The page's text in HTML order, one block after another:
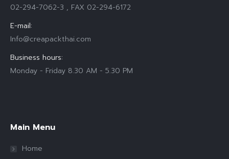
02-294-7062-3 , FAX 02-294-6172
E-mail:
Info@creapackthai.com
Business hours:
Monday - Friday 8.30 AM - 5.30 PM
Main Menu
Home